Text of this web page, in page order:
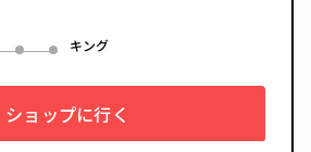
5 キング
6
ショップに行く